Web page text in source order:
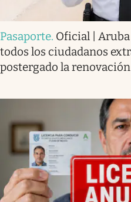
Pasaporte. Oficial |
todos los ciudadanos
postergado la